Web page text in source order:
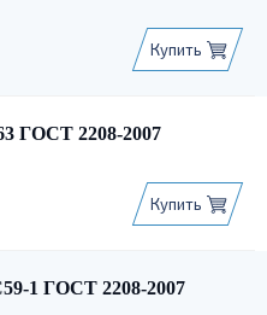
Купить
ГОСТ 2208-2007
Купить
1 ГОСТ 2208-2007